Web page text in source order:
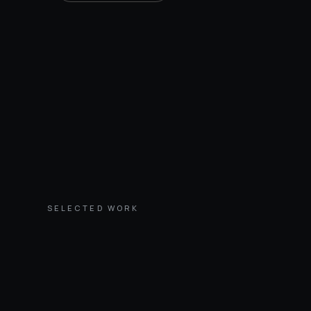
SELECTED WORK